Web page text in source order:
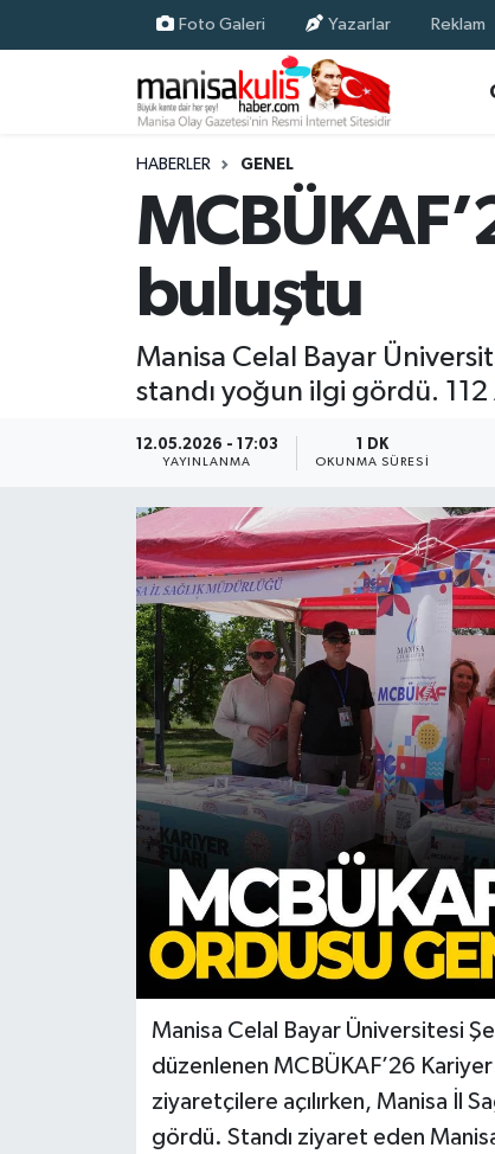
Foto Galeri Yazarlar Reklam
HABERLER GENEL
buluştu
Manisa Celal Bayar
standı yoğun ilgi gördü.
12.05.2026 - 17:03
YAYINLANMA
1 DK
OKUNMA SÜRESI
Manisa Celal Bayar Üniversitesi
düzenlenen MCBÜKAF’26
ziyaretçilere açılırken, Manisa İl
gördü. Standı ziyaret eden
Ekonomi
Resmi İlan
Yunusemre Nöbetçi Eczaneler
Yunusemre Trafik Yoğunluk Haritası
Süper Lig Puan Durumu ve Fikstür
Son Dakika Haberleri
Haber Arşivi